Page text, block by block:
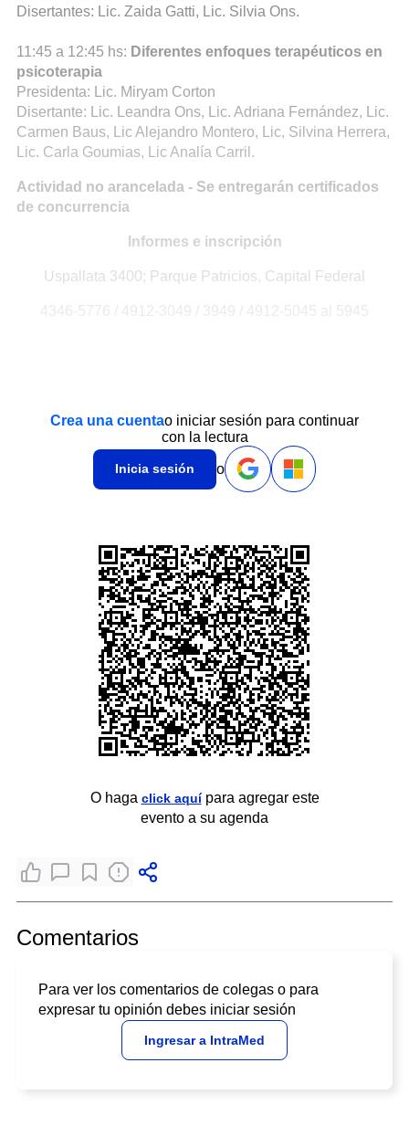
Disertantes: Lic. Zaida Gatti, Lic. Silvia Ons.
11:45 a 12:45 hs: Diferentes enfoques terapéuticos en
psicoterapia
Presidenta: Lic. Miryam Corton
Disertante: Lic. Leandra Ons, Lic. Adriana Fernández, Lic.
Carmen Baus, Lic Alejandro Montero, Lic, Silvina Herrera,
Lic. Carla Goumias, Lic Analía Carril.
Actividad no arancelada - Se entregarán certificados
de concurrencia
Informes e inscripción
Uspallata 3400; Parque Patricios, Capital Federal
Crea una cuentao iniciar sesión para continuar
con la lectura
Inicia sesión o
O haga click aquípara agregar este
evento a su agenda
Comentarios
Para ver los comentarios de colegas o para
expresar tu opinión debes iniciar sesión
Ingresar a IntraMed